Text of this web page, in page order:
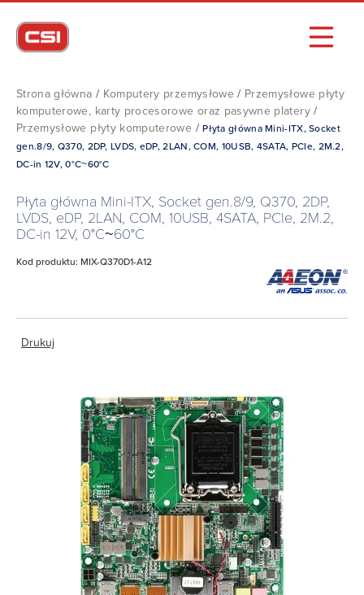
Strona główna / Komputery przemysłowe / Przemysłowe płyty
komputerowe, karty procesorowe oraz pasywne platery/
Przemysłowe płyty komputerowe /Płyta główna Mini-ITX, Socket
gen.8/9, Q370, 2DP, LVDS, eDP, 2LAN, COM, 10USB, 4SATA, PCIe, 2M.2,
DC-in 12V, 0°C~60°C
Płyta główna Mini-ITX, Socket gen.8/9, Q370, 2DP,
LVDS, eDP, 2LAN, COM, 10USB, 4SATA, PCIe, 2M.2,
DC-in 12V, 0°C~60°C
Kod produktu: MIX-Q370D1-A12
Drukuj